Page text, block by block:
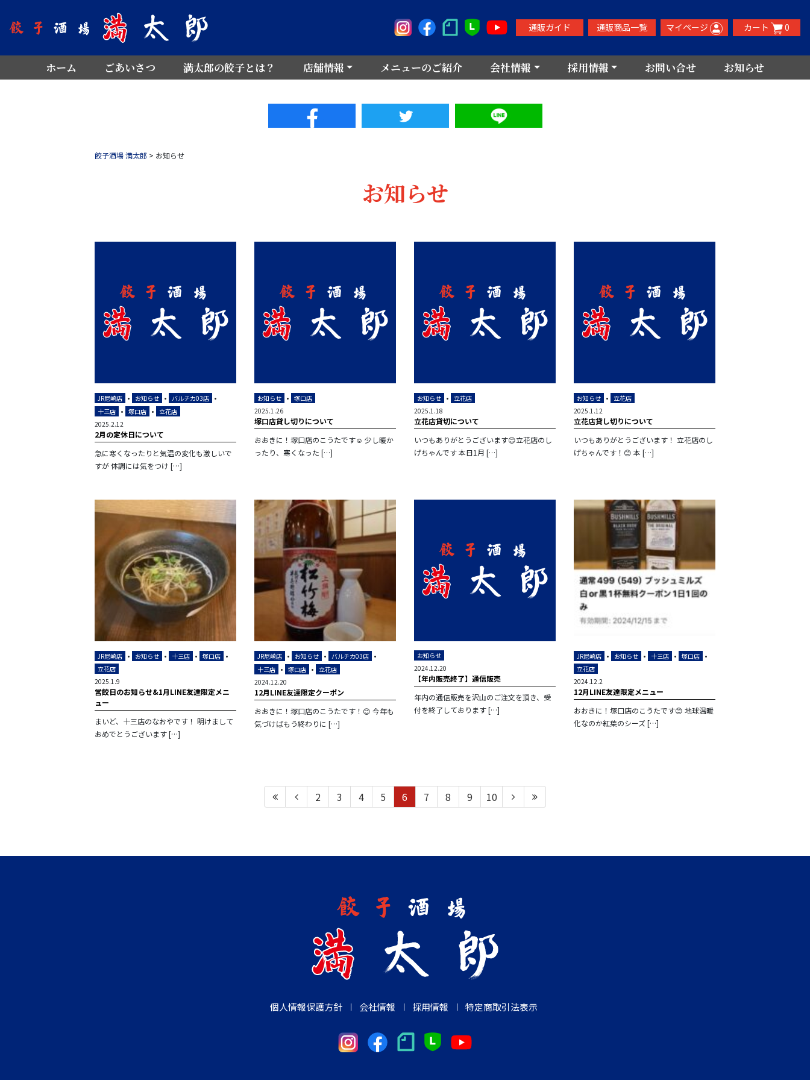
通販ガイド 通販商品一覧 マイページ カート 0
ホーム ごあいさつ 満太郎の餃子とは？ 店舗情報 メニューのご紹介 会社情報 採用情報 お問い合せ お知らせ
餃子酒場 満太郎 > お知らせ
お知らせ
JR尼崎店 • お知らせ • バルチカ03店 •
十三店 • 塚口店 • 立花店
2025.2.12
2月の定休日について
急に寒くなったりと気温の変化も激しいで
すが 体調には気をつけ […]
お知らせ • 塚口店
2025.1.26
塚口店貸し切りについて
おおきに！塚口店のこうたです☺️ 少し暖か
ったり、寒くなった […]
お知らせ • 立花店
2025.1.18
立花店貸切について
いつもありがとうございます😊立花店のし
げちゃんです 本日1月 […]
お知らせ • 立花店
2025.1.12
立花店貸し切りについて
いつもありがとうございます！ 立花店のし
げちゃんです！😊 本 […]
JR尼崎店 • お知らせ • 十三店 • 塚口店 •
立花店
2025.1.9
営餃日のお知らせ&1月LINE友達限定メニ
ュー
まいど、十三店のなおやです！ 明けまして
おめでとうございます […]
JR尼崎店 • お知らせ • バルチカ03店 •
十三店 • 塚口店 • 立花店
2024.12.20
12月LINE友達限定クーポン
おおきに！塚口店のこうたです！😊 今年も
気づけばもう終わりに […]
お知らせ
2024.12.20
【年内販売終了】通信販売
年内の通信販売を沢山のご注文を頂き、受
付を終了しております […]
JR尼崎店 • お知らせ • 十三店 • 塚口店 •
立花店
2024.12.2
12月LINE友達限定メニュー
おおきに！塚口店のこうたです😊 地球温暖
化なのか紅葉のシーズ […]
2 3 4 5 6 7 8 9 10
個人情報保護方針 会社情報 採用情報 特定商取引法表示